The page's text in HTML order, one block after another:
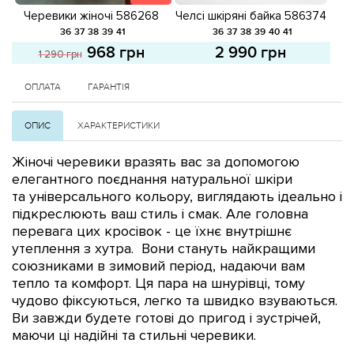
Черевики жіночі 586268
Світло-бежеві розпродаж
36 37 38 39 41
1 290 грн 968 грн
Челсі шкіряні байка 586374
Чорні
36 37 38 39 40 41
2 990 грн
ОПЛАТА ГАРАНТІЯ
ОПИС ХАРАКТЕРИСТИКИ
Жіночі черевики вразять вас за допомогою
елегантного поєднання натуральної шкіри
та універсального кольору, виглядають ідеально і
підкреслюють ваш стиль і смак. Але головна
перевага цих кросівок - це їхнє внутрішнє
утеплення з хутра. Вони стануть найкращими
союзниками в зимовий період, надаючи вам
тепло та комфорт. Ця пара на шнурівці, тому
чудово фіксуються, легко та швидко взуваються.
Ви завжди будете готові до пригод і зустрічей,
маючи ці надійні та стильні черевики.